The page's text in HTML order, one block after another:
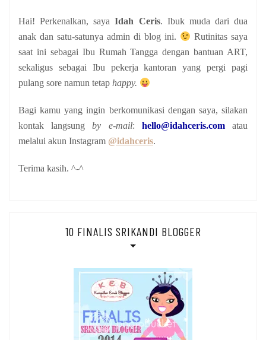
Hai! Perkenalkan, sayaIdah Ceris. Ibuk muda dari dua
anak dan satu-satunya admin di blog ini.
Rutinitas saya
saat ini sebagai Ibu Rumah Tangga dengan bantuan ART,
sekaligus sebagai Ibu pekerja kantoran yang pergi pagi
pulang sore namun tetap happy.
Bagi kamu yang ingin berkomunikasi dengan saya, silakan
kontak langsungby e-mail: hello@idahceris.com
atau
melalui akun Instagram @idahceris.
Terima kasih. ^-^
10 FINALIS SRIKANDI BLOGGER